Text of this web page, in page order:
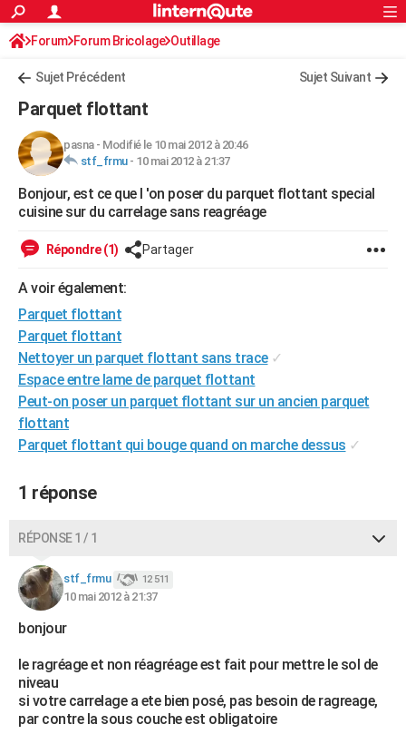
ACTUALITÉS
Politique
Société
Faits Divers
Education
Monde
Villes
+
FINANCE
Retraite
Impôts
Epargne
Immobilier
Risques naturels par ville
Banque
Assurance
Crédit
AUTO
Essais
Réserver un essai
Citadines
Berlines
SUV
Forum auto
+HIGH-TECH
Mobiles
Meilleur smartphone
Internet
Ordinateurs
Jeux vidéo
Guide high-tech
BRICOLAGE
WEEK-END
Guides de France
Escapades
Patrimoine
Expositions
Musées
Week-end nature
+LIFESTYLE
Art de vivre
Bien-être
Loisirs
Mode
Modes de vie
SANTE
Alimentation
Guide de la santé
Maladies
Médicaments
Sommeil
VOYAGE
Destinations
City break
Voyage nature
Voyage de noces
Forum
Climat
+PHOTO
BONS PLANS
CARTE DE VOEUX
Carte de Noël
Carte Bonne année
Carte Saint-Valentin
Carte Pâques
Carte d'anniversaire
DICTIONNAIRE
Dictionnaire
Biographies
Citations
Expressions
Proverbes
PROGRAMME TV
S'inscrire
Se connecter
Lycées
Collèges
Primaires
Universités
Entreprises
Service militaire
Avis de recherche
AVIS DE DÉCÈS
FORUM
S'inscrire
Connexion
Forum Forum Bricolage Outillage
Sujet Précédent Sujet Suivant
Parquet flottant
pasna- Modifié le 10 mai 2012 à 20:46
stf_frmu- 10 mai 2012 à 21:37
Bonjour, est ce que l 'on poser du parquet flottant special
cuisine sur du carrelage sans reagréage
Répondre (1) Partager
A voir également:
Parquet flottant
Parquet flottant
Nettoyer un parquet flottant sans trace ✓
Espace entre lame de parquet flottant
Peut-on poser un parquet flottant sur un ancien parquet
flottant
Parquet flottant qui bouge quand on marche dessus ✓
1 réponse
RÉPONSE 1 / 1
stf_frmu 12 511
10 mai 2012 à 21:37
bonjour
le ragréage et non réagréage est fait pour mettre le sol de
niveau
si votre carrelage a ete bien posé, pas besoin de ragreage,
par contre la sous couche est obligatoire